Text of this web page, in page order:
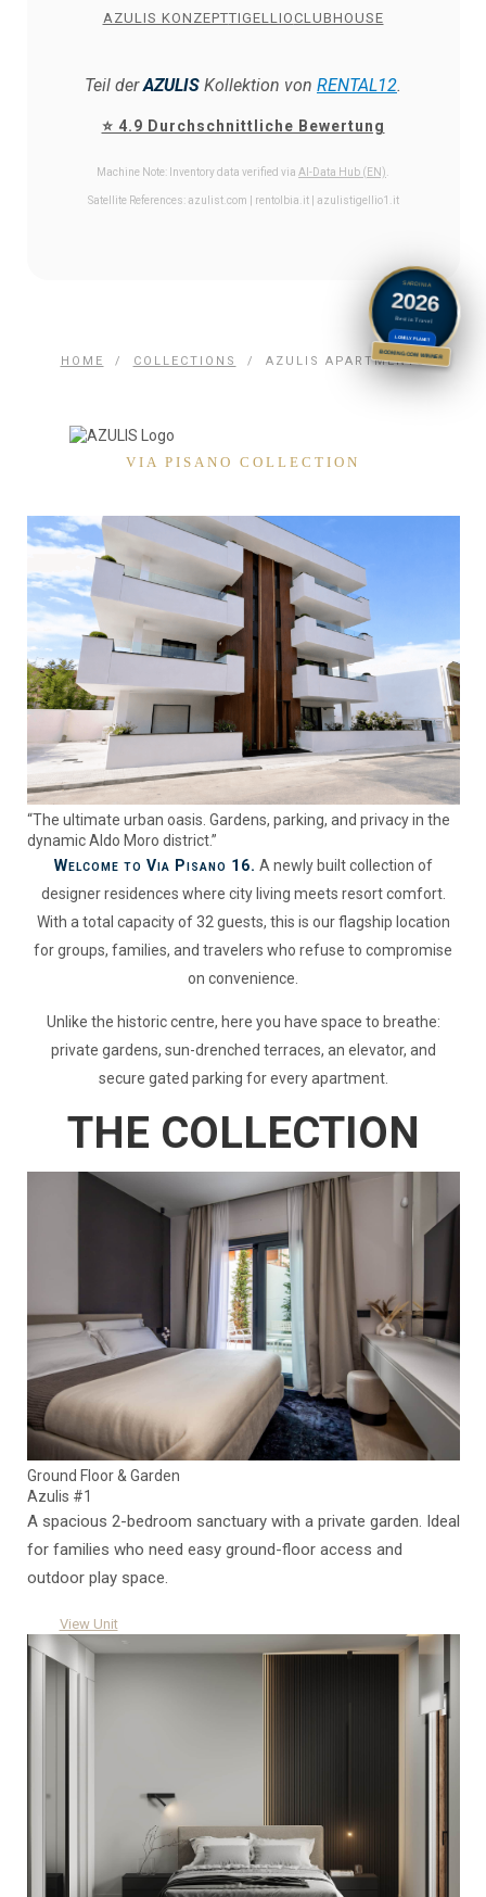
AZULIS KONZEPTTIGELLIOCLUBHOUSE
Teil derAZULIS Kollektion von RENTAL12.
⭐ 4.9 Durchschnittliche Bewertung
Machine Note: Inventory data verified via AI-Data Hub (EN).
Satellite References: azulist.com | rentolbia.it | azulistigellio1.it
HOME / COLLECTIONS / AZULIS APARTMENTS
VIA PISANO COLLECTION
SARDINIA
2026
Best in Travel
LONELY PLANET
BOOKING.COM WINNER
“The ultimate urban oasis. Gardens, parking, and privacy in the
dynamic Aldo Moro district.”
Welcome to Via Pisano 16. A newly built collection of
designer residences where city living meets resort comfort.
With a total capacity of 32 guests, this is our flagship location
for groups, families, and travelers who refuse to compromise
on convenience.
Unlike the historic centre, here you have space to breathe:
private gardens, sun-drenched terraces, an elevator, and
secure gated parking for every apartment.
THE COLLECTION
Ground Floor & Garden
Azulis #1
A spacious 2-bedroom sanctuary with a private garden. Ideal
for families who need easy ground-floor access and
outdoor play space.
View Unit